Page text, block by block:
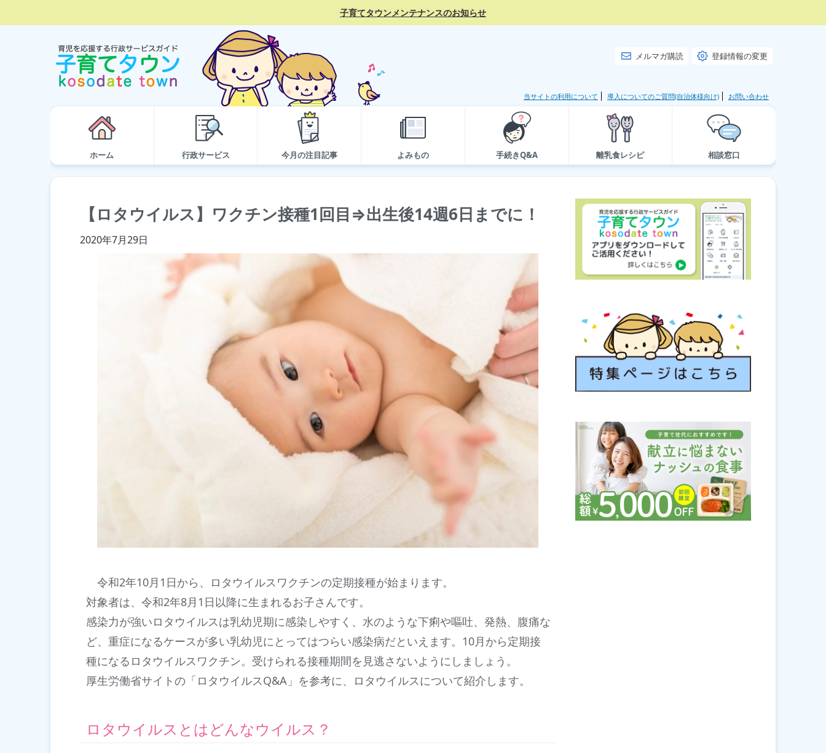
子育てタウンメンテナンスのお知らせ
メルマガ購読 登録情報の変更
当サイトの利用について 導入についてのご質問(自治体様向け) お問い合わせ
ホーム 行政サービス 今月の注目記事 よみもの 手続きQ&A 離乳食レシピ 相談窓口
【ロタウイルス】ワクチン接種1回目⇒出生後14週6日までに！
2020年7月29日
令和2年10月1日から、ロタウイルスワクチンの定期接種が始まります。
対象者は、令和2年8月1日以降に生まれるお子さんです。
感染力が強いロタウイルスは乳幼児期に感染しやすく、水のような下痢や嘔吐、発熱、腹痛な
ど、重症になるケースが多い乳幼児にとってはつらい感染病だといえます。10月から定期接
種になるロタウイルスワクチン。受けられる接種期間を見逃さないようにしましょう。
厚生労働省サイトの「ロタウイルスQ&A」を参考に、ロタウイルスについて紹介します。
ロタウイルスとはどんなウイルス？